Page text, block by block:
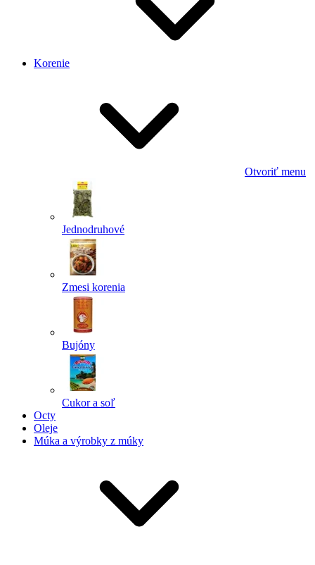
Korenie
Otvoriť menu
Jednodruhové
Zmesi korenia
Bujóny
Cukor a soľ
Octy
Oleje
Múka a výrobky z múky